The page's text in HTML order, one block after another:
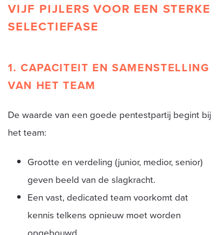
VIJF PIJLERS VOOR EEN STERKE
SELECTIEFASE
1. CAPACITEIT EN SAMENSTELLING
VAN HET TEAM
De waarde van een goede pentestpartij begint bij
het team:
Grootte en verdeling (junior, medior, senior)
geven beeld van de slagkracht.
Een vast, dedicated team voorkomt dat
kennis telkens opnieuw moet worden